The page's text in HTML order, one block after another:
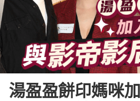
湯盈盈餅印媽咪